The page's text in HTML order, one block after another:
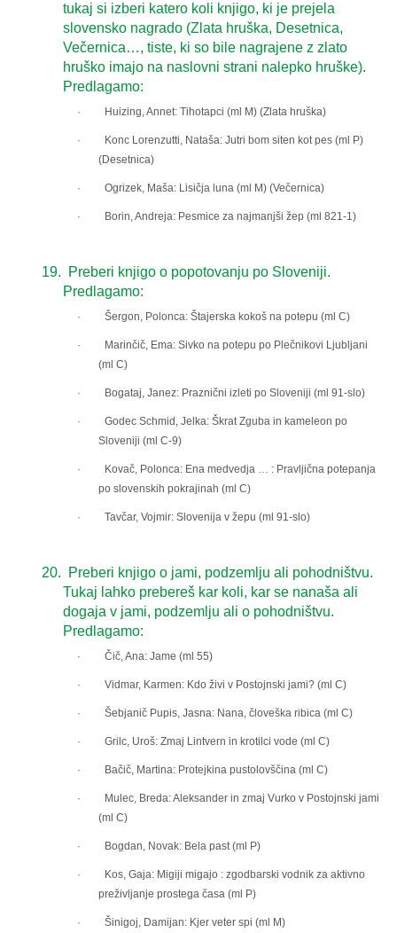
tukaj si izberi katero koli knjigo, ki je prejela
slovensko nagrado (Zlata hruška, Desetnica,
Večernica…, tiste, ki so bile nagrajene z zlato
hruško imajo na naslovni strani nalepko hruške).
Predlagamo:
· Huizing, Annet: Tihotapci (ml M) (Zlata hruška)
· Konc Lorenzutti, Nataša: Jutri bom siten kot pes (ml P)
(Desetnica)
· Ogrizek, Maša: Lisičja luna (ml M) (Večernica)
· Borin, Andreja: Pesmice za najmanjši žep (ml 821-1)
19.
Preberi knjigo o popotovanju po Sloveniji.
Predlagamo:
· Šergon, Polonca: Štajerska kokoš na potepu (ml C)
· Marinčič, Ema: Sivko na potepu po Plečnikovi Ljubljani
(ml C)
· Bogataj, Janez: Praznični izleti po Sloveniji (ml 91-slo)
· Godec Schmid, Jelka: Škrat Zguba in kameleon po
Sloveniji (ml C-9)
· Kovač, Polonca: Ena medvedja … : Pravljična potepanja
po slovenskih pokrajinah (ml C)
· Tavčar, Vojmir: Slovenija v žepu (ml 91-slo)
20. Preberi knjigo o jami, podzemlju ali pohodništvu.
Tukaj lahko prebereš kar koli, kar se nanaša ali
dogaja v jami, podzemlju ali o pohodništvu.
Predlagamo:
· Čič, Ana: Jame (ml 55)
· Vidmar, Karmen: Kdo živi v Postojnski jami? (ml C)
· Šebjanič Pupis, Jasna: Nana, človeška ribica (ml C)
· Grilc, Uroš: Zmaj Lintvern in krotilci vode (ml C)
· Bačič, Martina: Protejkina pustolovščina (ml C)
· Mulec, Breda: Aleksander in zmaj Vurko v Postojnski jami
(ml C)
· Bogdan, Novak: Bela past (ml P)
· Kos, Gaja: Migiji migajo : zgodbarski vodnik za aktivno
preživljanje prostega časa (ml P)
· Šinigoj, Damijan: Kjer veter spi (ml M)